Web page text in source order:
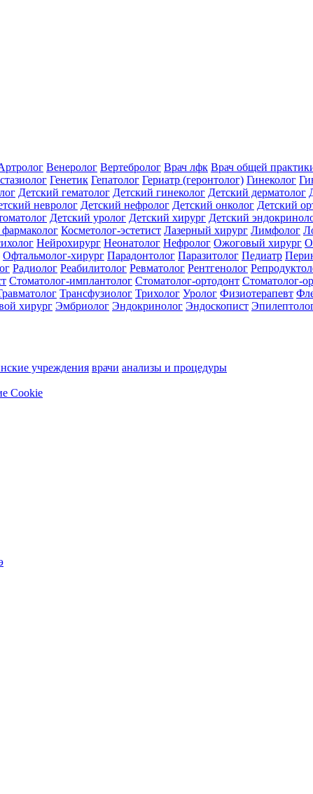
Венеролог Вертебролог Врач лфк Врач общей
Генетик Гепатолог Гериатр (геронтолог) Гинеколог
Детский гематолог Детский гинеколог Детский дерматолог
невролог Детский нефролог Детский онколог Детский
Детский уролог Детский хирург Детский
Косметолог-эстетист Лазерный хирург Лимфолог
Нейрохирург Неонатолог Нефролог Ожоговый хирург
Офтальмолог-хирург Парадонтолог Паразитолог Педиатр
Радиолог Реабилитолог Ревматолог Рентгенолог
Стоматолог-имплантолог Стоматолог-ортодонт Стоматолог-
Трансфузиолог Трихолог Уролог Физиотерапевт
хирург Эмбриолог Эндокринолог Эндоскопист
учреждения врачи анализы и процедуры
Cookie